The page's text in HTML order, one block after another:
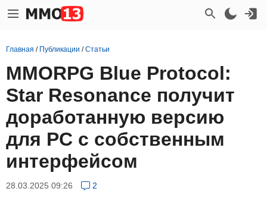
Главная / Публикации /Статьи
MMORPG Blue Protocol:
Star Resonance получит
доработанную версию
для PC с собственным
интерфейсом
28.03.2025 09:26 2